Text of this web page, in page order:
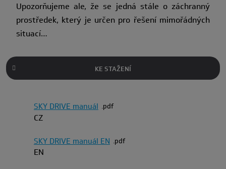
Upozorňujeme ale, že se jedná stále o záchranný
prostředek, který je určen pro řešení mimořádných
situací…
KE STAŽENÍ
SKY DRIVE manuál pdf
CZ
SKY DRIVE manuál EN pdf
EN